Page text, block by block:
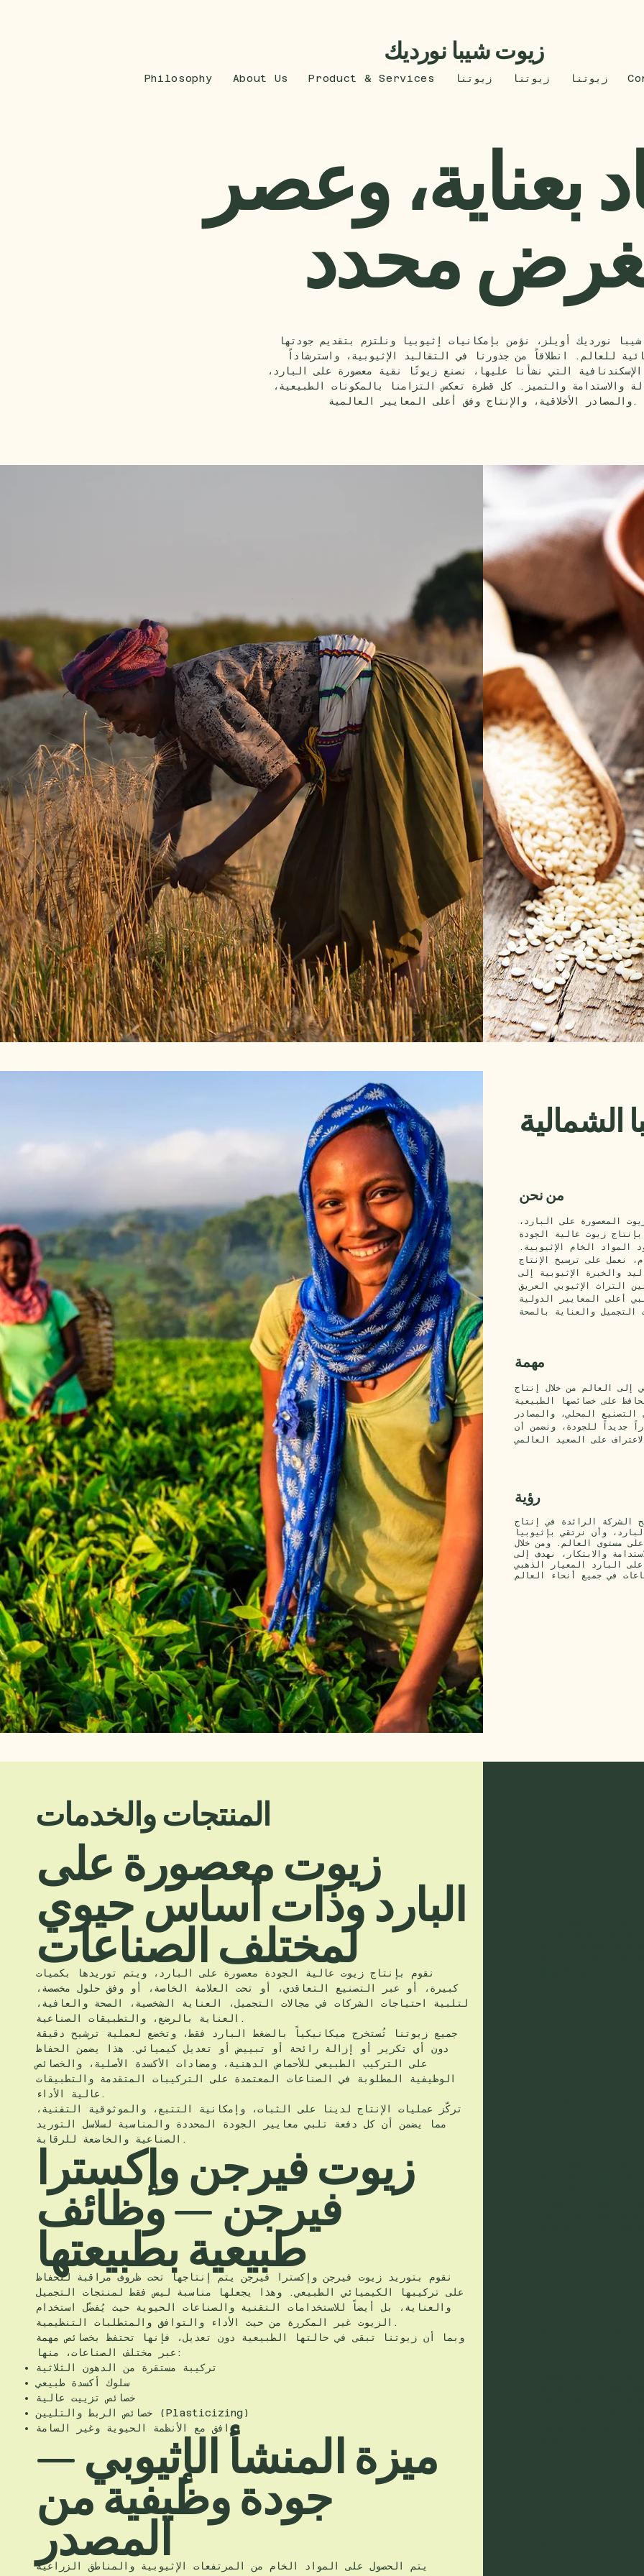
زيوت شيبا نورديك
Philosophy About Us Product & Services زيوتنا زيوتنا زيوتنا
بعناية، وعصر
محدد
نورديك أويلز، نؤمن بإمكانيات إثيوبيا ونلتزم بتقديم جودتها
للعالم. انطلاقاً من جذورنا في التقاليد الإثيوبية، واسترشاداً
الإسكندنافية التي نشأنا عليها، نصنع زيوتًا نقية معصورة على البارد،
والاستدامة والتميز. كل قطرة تعكس التزامنا بالمكونات الطبيعية،
والمصادر الأخلاقية، والإنتاج وفق أعلى المعايير العالمية.
الشمالية
من نحن
المعصورة على البارد،
زيوت عالية الجودة
المواد الخام الإثيوبية.
نعمل على ترسيخ الإنتاج
والخبرة الإثيوبية إلى
التراث الإثيوبي العريق
أعلى المعايير الدولية
مهمة
إلى العالم من خلال إنتاج
على خصائصها الطبيعية
المحلي، والمصادر
جديداً للجودة، ونضمن أن
رؤية
الشركة الرائدة في إنتاج
وأن نرتقي بإثيوبيا
مستوى العالم. ومن خلال
والابتكار، نهدف إلى
البارد المعيار الذهبي
المنتجات والخدمات
زيوت معصورة على
البارد وذات أساس حيوي
لمختلف الصناعات
نقوم بإنتاج زيوت عالية الجودة معصورة على البارد، ويتم توريدها بكميات
كبيرة، أو عبر التصنيع التعاقدي، أو تحت العلامة الخاصة، أو وفق حلول مخصصة،
لتلبية احتياجات الشركات في مجالات التجميل، العناية الشخصية، الصحة والعافية،
العناية بالرضع، والتطبيقات الصناعية.
جميع زيوتنا تُستخرج ميكانيكياً بالضغط البارد فقط، وتخضع لعملية ترشيح دقيقة
دون أي تكرير أو إزالة رائحة أو تبييض أو تعديل كيميائي. هذا يضمن الحفاظ
على التركيب الطبيعي للأحماض الدهنية، ومضادات الأكسدة الأصلية، والخصائص
الوظيفية المطلوبة في الصناعات المعتمدة على التركيبات المتقدمة والتطبيقات
عالية الأداء.
تركّز عمليات الإنتاج لدينا على الثبات، وإمكانية التتبع، والموثوقية التقنية،
مما يضمن أن كل دفعة تلبي معايير الجودة المحددة والمناسبة لسلاسل التوريد
الصناعية والخاضعة للرقابة.
زيوت فيرجن وإكسترا
فيرجن — وظائف
طبيعية بطبيعتها
نقوم بتوريد زيوت فيرجن وإكسترا فيرجن يتم إنتاجها تحت ظروف مراقبة للحفاظ
على تركيبها الكيميائي الطبيعي. وهذا يجعلها مناسبة ليس فقط لمنتجات التجميل
والعناية، بل أيضاً للاستخدامات التقنية والصناعات الحيوية حيث يُفضّل استخدام
الزيوت غير المكررة من حيث الأداء والتوافق والمتطلبات التنظيمية.
وبما أن زيوتنا تبقى في حالتها الطبيعية دون تعديل، فإنها تحتفظ بخصائص مهمة
عبر مختلف الصناعات، منها:
تركيبة مستقرة من الدهون الثلاثية
سلوك أكسدة طبيعي
خصائص تزييت عالية
خصائص الربط والتليين (Plasticizing)
توافق مع الأنظمة الحيوية وغير السامة
ميزة المنشأ الإثيوبي —
جودة وظيفية من
المصدر
يتم الحصول على المواد الخام من المرتفعات الإثيوبية والمناطق الزراعية